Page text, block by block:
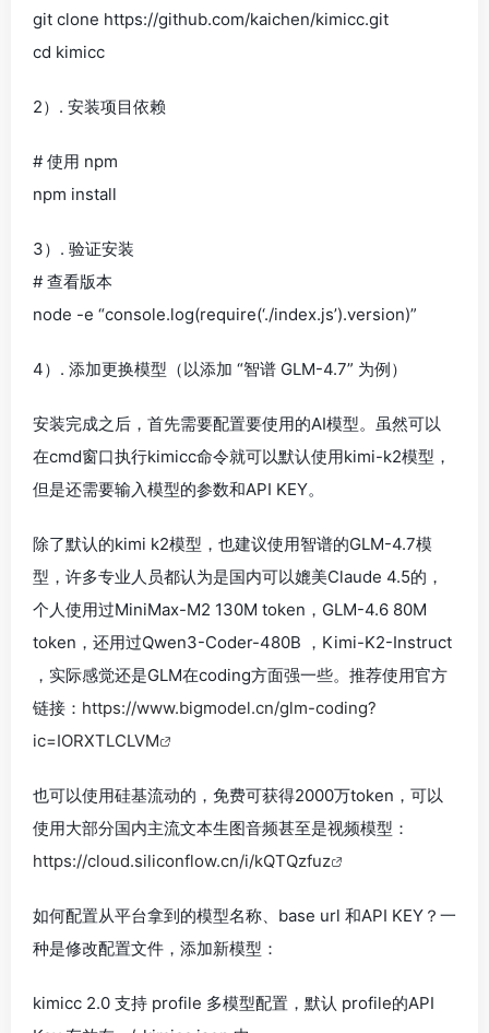
git clone https://github.com/kaichen/kimicc.git
cd kimicc
2）. 安装项目依赖
# 使用 npm
npm install
3）. 验证安装
# 查看版本
node -e “console.log(require(‘./index.js’).version)”
4）. 添加更换模型（以添加 “智谱 GLM-4.7” 为例）
安装完成之后，首先需要配置要使用的AI模型。虽然可以
在cmd窗口执行kimicc命令就可以默认使用kimi-k2模型，
但是还需要输入模型的参数和API KEY。
除了默认的kimi k2模型，也建议使用智谱的GLM-4.7模
型，许多专业人员都认为是国内可以媲美Claude 4.5的，
个人使用过MiniMax-M2 130M token，GLM-4.6 80M
token，还用过Qwen3-Coder-480B ，Kimi-K2-Instruct
，实际感觉还是GLM在coding方面强一些。推荐使用官方
链接： https://www.bigmodel.cn/glm-coding?
ic=IORXTLCLVM
也可以使用硅基流动的，免费可获得2000万token，可以
使用大部分国内主流文本生图音频甚至是视频模型：
https://cloud.siliconflow.cn/i/kQTQzfuz
如何配置从平台拿到的模型名称、base url 和API KEY？一
种是修改配置文件，添加新模型：
kimicc 2.0 支持 profile 多模型配置，默认 profile的API